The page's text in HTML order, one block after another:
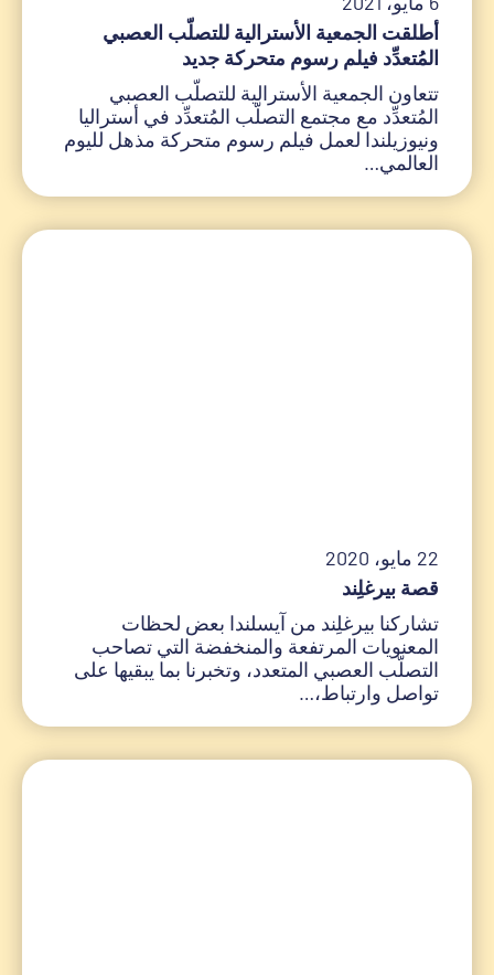
أطلقت الجمعية الأسترالية للتصلّب العصبي
المُتعدِّد فيلم رسوم متحركة جديد
تتعاون الجمعية الأسترالية للتصلّب العصبي
المُتعدِّد مع مجتمع التصلّب المُتعدِّد في أستراليا
ونيوزيلندا لعمل فيلم رسوم متحركة مذهل لليوم
العالمي…
قصة بيرغلِند
22 مايو، 2020
تشاركنا بيرغلِند من آيسلندا بعض لحظات
المعنويات المرتفعة والمنخفضة التي تصاحب
التصلّب العصبي المتعدد، وتخبرنا بما يبقيها على
تواصل وارتباط،…